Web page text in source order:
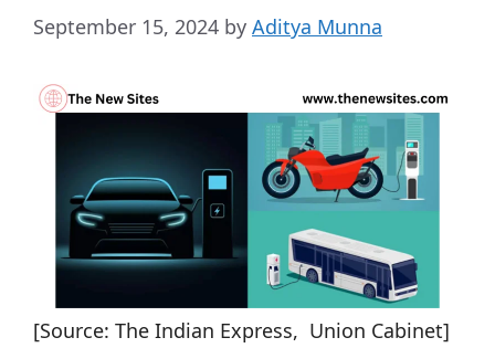
September 15, 2024 by Aditya Munna
[Source: The Indian Express, Union Cabinet]